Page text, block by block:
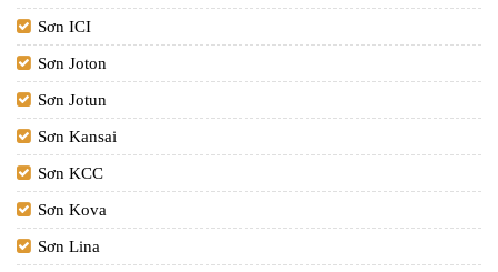
Sơn ICI
Sơn Joton
Sơn Jotun
Sơn Kansai
Sơn KCC
Sơn Kova
Sơn Lina